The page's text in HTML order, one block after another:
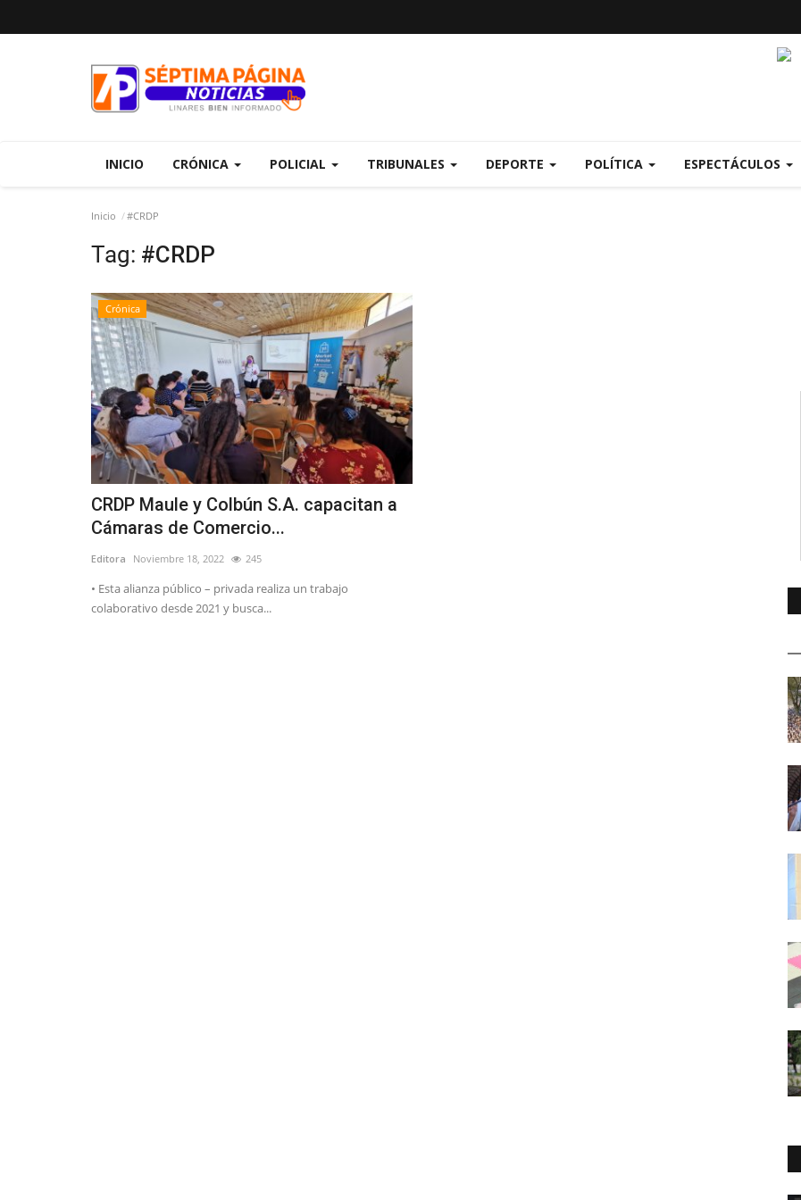
INICIO CRÓNICA POLICIAL TRIBUNALES DEPORTE POLÍTICA ESPECTÁCULOS
Inicio #CRDP
Tag: #CRDP
Crónica
CRDP Maule y Colbún S.A. capacitan a
Cámaras de Comercio...
Editora Noviembre 18, 2022 245
• Esta alianza público – privada realiza un trabajo
colaborativo desde 2021 y busca...